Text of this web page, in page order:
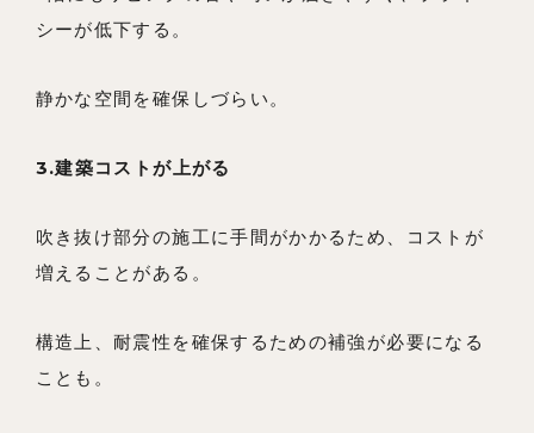
シーが低下する。
静かな空間を確保しづらい。
3.建築コストが上がる
吹き抜け部分の施工に手間がかかるため、コストが
増えることがある。
構造上、耐震性を確保するための補強が必要になる
ことも。